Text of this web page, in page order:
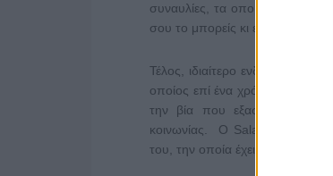
συναυλίες, τα οποία στο
σου το μπορείς κι εσύ», να
Τέλος, ιδιαίτερο ενδιαφέρον
οποίος επί ένα χρόνο είχε
την βία που εξασκούσαν τα
κοινωνίας. O Salas ζεί στη
του, την οποία έχει αποτυπώσει